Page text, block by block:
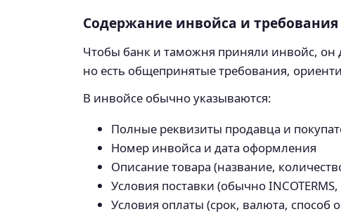
Содержание инвойса и требования
Чтобы банк и таможня приняли инвойс, он
но есть общепринятые требования,
В инвойсе обычно указываются:
Полные реквизиты продавца и
Номер инвойса и дата оформления
Описание товара (название,
Условия поставки (обычно
Условия оплаты (срок, валюта, способ